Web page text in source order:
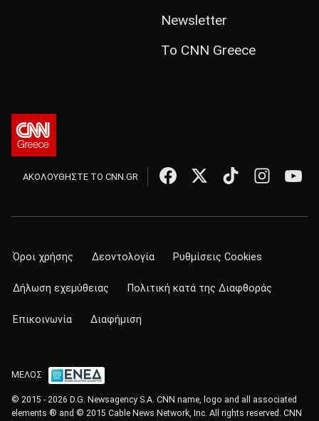
Newsletter
Το CNN Greece
ΑΚΟΛΟΥΘΗΣΤΕ ΤΟ CNN.GR
Όροι χρήσης Δεοντολογία Ρυθμίσεις Cookies
Δήλωση εχεμύθειας Πολιτική κατά της Διαφθοράς
Επικοινωνία Διαφήμιση
ΜΕΛΟΣ
© 2015 - 2026 D.G. Newsagency S.A. CNN name, logo and all associated
elements ® and © 2015 Cable News Network, Inc. All rights reserved. CNN